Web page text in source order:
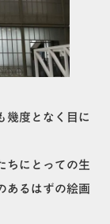
幾度となく目に
ちにとっての生
あるはずの絵画